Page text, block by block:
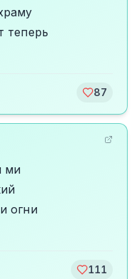
теперь
87
ми
огни
111